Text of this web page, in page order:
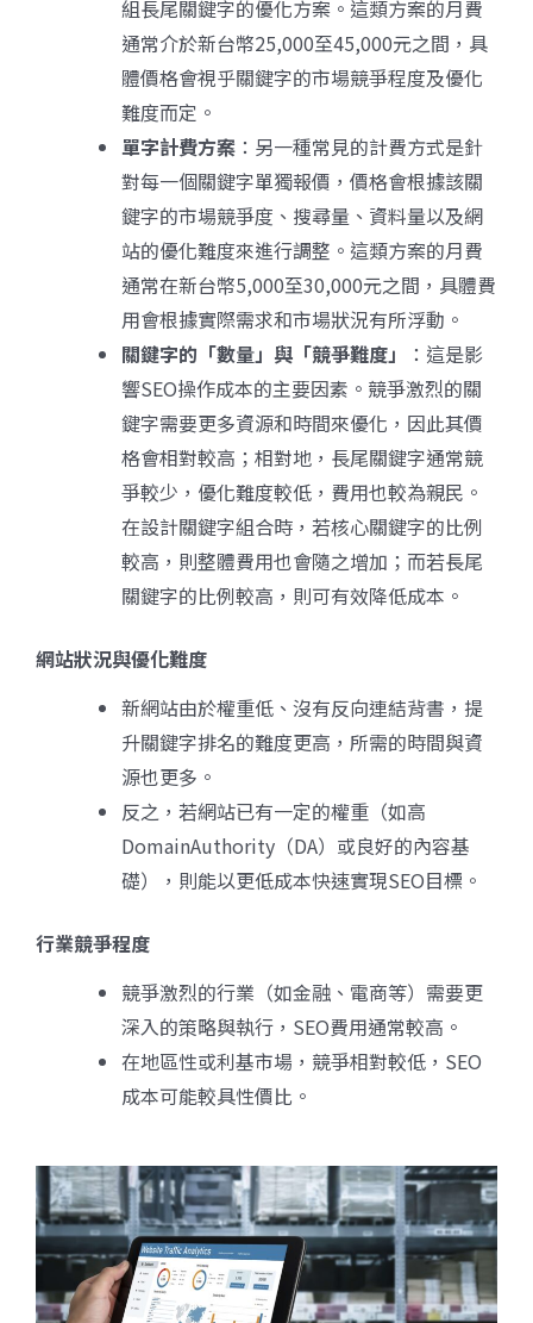
組長尾關鍵字的優化方案。這類方案的月費
通常介於新台幣25,000至45,000元之間，具
體價格會視乎關鍵字的市場競爭程度及優化
難度而定。
單字計費方案 ：另一種常見的計費方式是針
對每一個關鍵字單獨報價，價格會根據該關
鍵字的市場競爭度、搜尋量、資料量以及網
站的優化難度來進行調整。這類方案的月費
通常在新台幣5,000至30,000元之間，具體費
用會根據實際需求和市場狀況有所浮動。
關鍵字的「數量」與「競爭難度」
：這是影
響SEO操作成本的主要因素。競爭激烈的關
鍵字需要更多資源和時間來優化，因此其價
格會相對較高；相對地，長尾關鍵字通常競
爭較少，優化難度較低，費用也較為親民。
在設計關鍵字組合時，若核心關鍵字的比例
較高，則整體費用也會隨之增加；而若長尾
關鍵字的比例較高，則可有效降低成本。
網站狀況與優化難度
新網站由於權重低、沒有反向連結背書，提
升關鍵字排名的難度更高，所需的時間與資
源也更多。
反之，若網站已有一定的權重（如高
DomainAuthority（DA）或良好的內容基
礎），則能以更低成本快速實現SEO目標。
行業競爭程度
競爭激烈的行業（如金融、電商等）需要更
深入的策略與執行，SEO費用通常較高。
在地區性或利基市場，競爭相對較低，SEO
成本可能較具性價比。